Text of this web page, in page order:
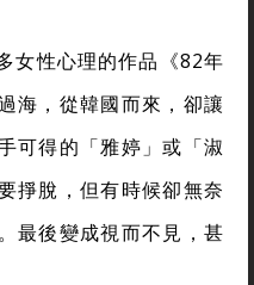
女性心理的作品《82年
海，從韓國而來，卻讓
可得的「雅婷」或「淑
掙脫，但有時候卻無奈
最後變成視而不見，甚